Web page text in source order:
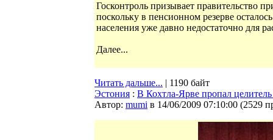
Госконтроль призывает правительство
поскольку в пенсионном резерве
населения уже давно недостаточно для
Далее...
Читать дальше... | 1190 байт
Эстония : В Кохтла-Ярве пропал
Автор: mumi в 14/06/2009 07:10:00 (2529